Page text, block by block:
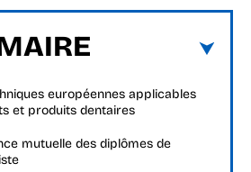
européennes applicables
et produits dentaires
mutuelle des diplômes de